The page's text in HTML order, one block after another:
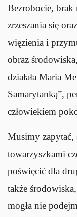
Bezrobocie, brak
zrzeszania się
więzienia i
obraz
działała Maria
Samarytanką”,
człowiekiem
Musimy zapytać,
towarzyszkami
poświęcić dla
także
mogła nie